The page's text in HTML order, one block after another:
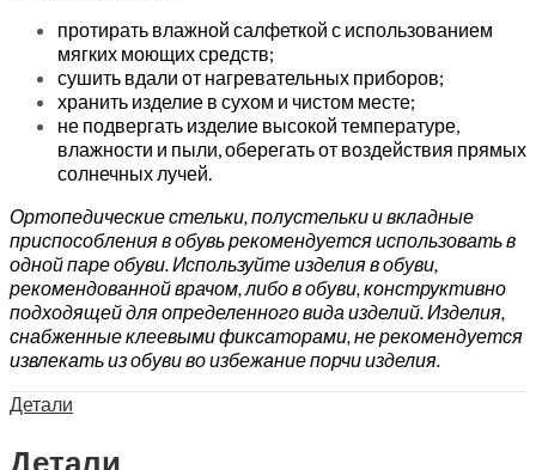
протирать влажной салфеткой с использованием
мягких моющих средств;
сушить вдали от нагревательных приборов;
хранить изделие в сухом и чистом месте;
не подвергать изделие высокой температуре,
влажности и пыли, оберегать от воздействия прямых
солнечных лучей.
Ортопедические стельки, полустельки и вкладные
приспособления в обувь рекомендуется использовать в
одной паре обуви. Используйте изделия в обуви,
рекомендованной врачом, либо в обуви, конструктивно
подходящей для определенного вида изделий. Изделия,
снабженные клеевыми фиксаторами, не рекомендуется
извлекать из обуви во избежание порчи изделия.
Детали
Детали